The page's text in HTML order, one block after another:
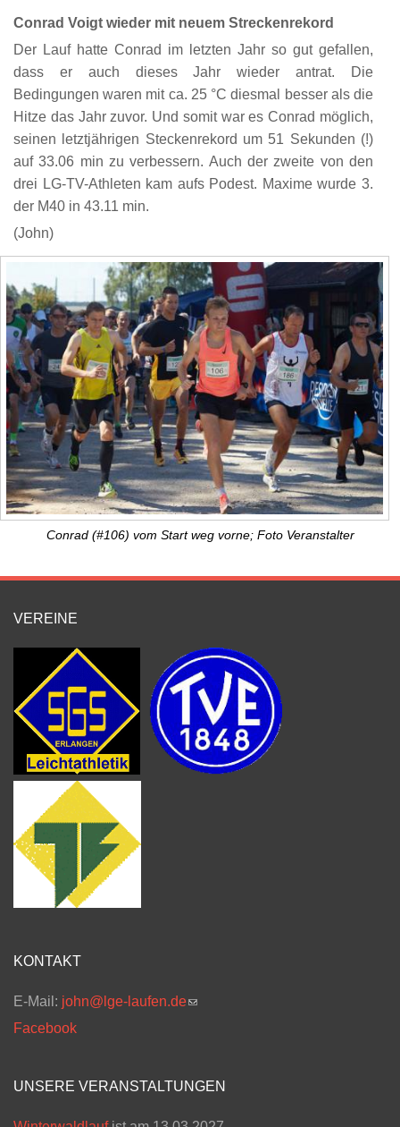
Conrad Voigt wieder mit neuem Streckenrekord
Der Lauf hatte Conrad im letzten Jahr so gut gefallen,
dass er auch dieses Jahr wieder antrat. Die
Bedingungen waren mit ca. 25 °C diesmal besser als die
Hitze das Jahr zuvor. Und somit war es Conrad möglich,
seinen letztjährigen Steckenrekord um 51 Sekunden (!)
auf 33.06 min zu verbessern. Auch der zweite von den
drei LG-TV-Athleten kam aufs Podest. Maxime wurde 3.
der M40 in 43.11 min.
(John)
Conrad (#106) vom Start weg vorne; Foto Veranstalter
VEREINE
KONTAKT
E-Mail: john@lge-laufen.de(link sends e-mail)
Facebook
UNSERE VERANSTALTUNGEN